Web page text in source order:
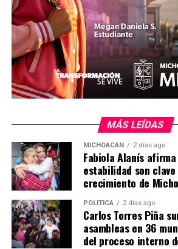
Comparte con:
Me gusta esto:
Relacionado
MÁS LEÍDAS
MICHOACÁN 2 días ago
Fabiola Alanís
estabilidad son
crecimiento de
POLÍTICA 2 días ago
Carlos Torres Piña
asambleas en 36
del proceso interno